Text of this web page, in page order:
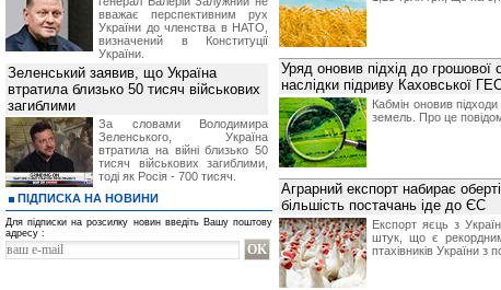
Уряд оновив підхід до грошової
наслідки підриву Каховської
Кабмін оновив
земель. Про це
Аграрний експорт набирає
більшість постачань іде до ЄС
Експорт яєць з
штук, що є
птахівників України з
вважає перспективним рух
України до членства в НАТО,
визначений в Конституції
України.
Зеленський заявив, що Україна
втратила близько 50 тисяч військових
загиблими
За словами Володимира
Зеленського, Україна
втратила на війні близько 50
тисяч військових загиблими,
тоді як Росія - 700 тисяч.
ПІДПИСКА НА НОВИНИ
Для підписки на розсилку новин введіть Вашу поштову
адресу :